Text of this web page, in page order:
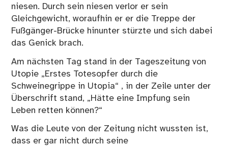
niesen. Durch sein niesen verlor er sein
Gleichgewicht, woraufhin er er die Treppe der
Fußgänger-Brücke hinunter stürzte und sich dabei
das Genick brach.
Am nächsten Tag stand in der Tageszeitung von
Utopie „Erstes Totesopfer durch die
Schweinegrippe in Utopia“ , in der Zeile unter der
Überschrift stand, „Hätte eine Impfung sein
Leben retten können?“
Was die Leute von der Zeitung nicht wussten ist,
dass er gar nicht durch seine